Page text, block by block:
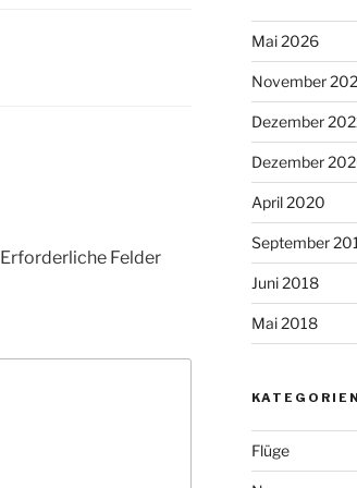
Erforderliche Felder
Mai 2026
November
Dezember
Dezember
April 2020
September
Juni 2018
Mai 2018
KATEGORIEN
Flüge